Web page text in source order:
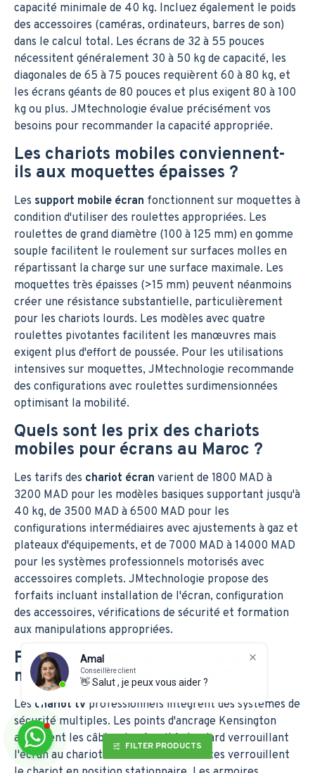
Amal
Conseillère client
👋 Salut , je peux vous aider ?
capacité minimale de 40 kg. Incluez également le poids
des accessoires (caméras, ordinateurs, barres de son)
dans le calcul total. Les écrans de 32 à 55 pouces
nécessitent généralement 30 à 50 kg de capacité, les
diagonales de 65 à 75 pouces requièrent 60 à 80 kg, et
les écrans géants de 80 pouces et plus exigent 80 à 100
kg ou plus. JMtechnologie évalue précisément vos
besoins pour recommander la capacité appropriée.
Les chariots mobiles conviennent-
ils aux moquettes épaisses ?
Les support mobile écran fonctionnent sur moquettes à
condition d'utiliser des roulettes appropriées. Les
roulettes de grand diamètre (100 à 125 mm) en gomme
souple facilitent le roulement sur surfaces molles en
répartissant la charge sur une surface maximale. Les
moquettes très épaisses (>15 mm) peuvent néanmoins
créer une résistance substantielle, particulièrement
pour les chariots lourds. Les modèles avec quatre
roulettes pivotantes facilitent les manœuvres mais
exigent plus d'effort de poussée. Pour les utilisations
intensives sur moquettes, JMtechnologie recommande
des configurations avec roulettes surdimensionnées
optimisant la mobilité.
Quels sont les prix des chariots
mobiles pour écrans au Maroc ?
Les tarifs des chariot écran varient de 1800 MAD à
3200 MAD pour les modèles basiques supportant jusqu'à
40 kg, de 3500 MAD à 6500 MAD pour les
configurations intermédiaires avec ajustements à gaz et
plateaux d'équipements, et de 7000 MAD à 14000 MAD
pour les systèmes professionnels motorisés avec
accessoires complets. JMtechnologie propose des
forfaits incluant installation de l'écran, configuration
des accessoires, vérifications de sécurité et formation
aux manipulations appropriées.
Peut-on verrouiller un chariot
mobile pour éviter les vols ?
Les chariot tv professionnels intègrent des systèmes de
sécurité multiples. Les points d'ancrage Kensington
acceptent les câbles de sécurité standard verrouillant
l'écran au chariot. Les freins de roulettes verrouillent
FILTER PRODUCTS